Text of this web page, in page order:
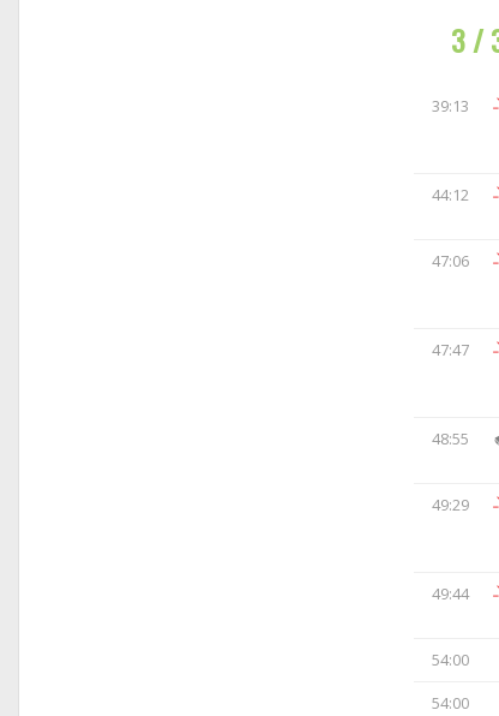
3 /
39:13
44:12
47:06
47:47
48:55
49:29
49:44
54:00
54:00